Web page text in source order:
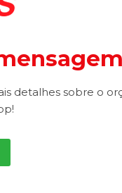
detalhes sobre o